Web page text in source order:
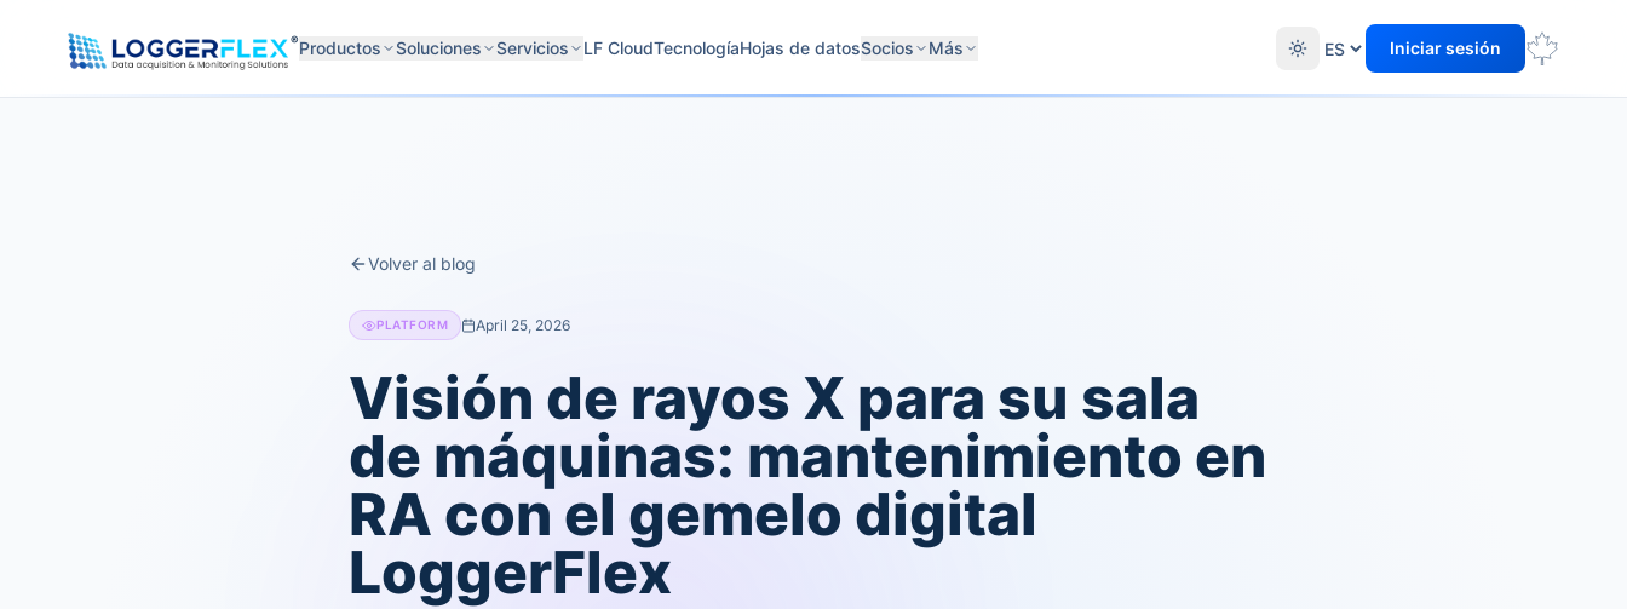
®Productos Soluciones Servicios LF CloudTecnologíaHojas de datosSocios Más Iniciar sesión
Volver al blog
PLATFORM April 25, 2026
Visión de rayos X para su sala
de máquinas: mantenimiento en
RA con el gemelo digital
LoggerFlex